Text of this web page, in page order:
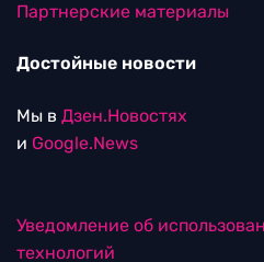
Партнерские материалы
Достойные новости
Мы в Дзен.Новостях
и Google.News
Уведомление об
технологий